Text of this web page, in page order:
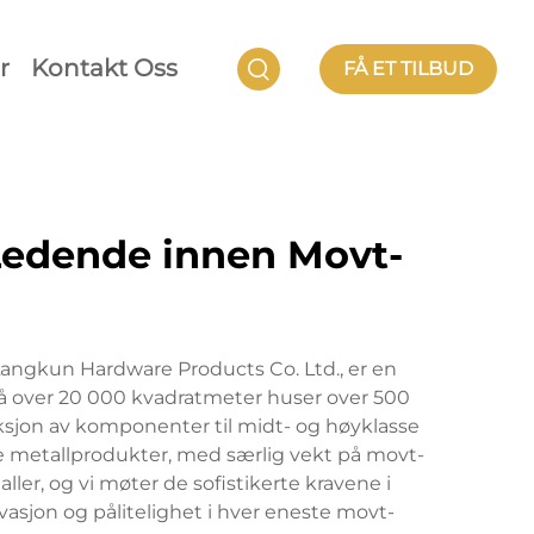
Kontakt Oss FÅ ET TILBUD
innen Movt-
Hardware Products Co. Ltd., er en
over 20 000 kvadratmeter huser over 500
av komponenter til midt- og høyklasse
metallprodukter, med særlig vekt på movt-
og vi møter de sofistikerte kravene i
og pålitelighet i hver eneste movt-